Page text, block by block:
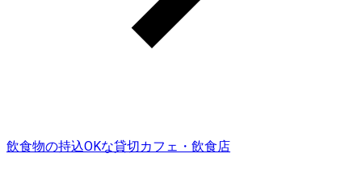
飲食物の持込OKな貸切カフェ・飲食店